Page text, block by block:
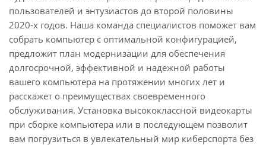
пользователей и энтузиастов до второй половины
2020-х годов. Наша команда специалистов поможет вам
собрать компьютер с оптимальной конфигурацией,
предложит план модернизации для обеспечения
долгосрочной, эффективной и надежной работы
вашего компьютера на протяжении многих лет и
расскажет о преимуществах своевременного
обслуживания. Установка высококлассной видеокарты
при сборке компьютера или в последующем позволит
вам погрузиться в увлекательный мир киберспорта без